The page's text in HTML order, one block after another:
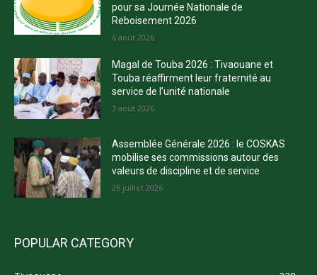
pour sa Journée Nationale de
Reboisement 2026
6 août 2026
Magal de Touba 2026 : Tivaouane et
Touba réaffirment leur fraternité au
service de l’unité nationale
3 août 2026
Assemblée Générale 2026 : le COSKAS
mobilise ses commissions autour des
valeurs de discipline et de service
26 juillet 2026
POPULAR CATEGORY